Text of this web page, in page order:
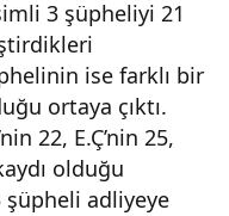
3 şüpheliyi 21
ise farklı bir
ortaya çıktı.
22, E.Ç’nin 25,
olduğu
şüpheli adliyeye